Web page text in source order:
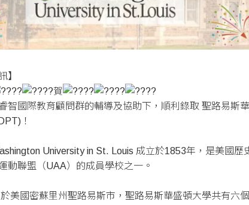
】
賀
智國際教育顧問群的輔導及協助下，順利錄取 聖路易斯
！
University in St. Louis 成立於1853年，是美國
動聯盟（UAA）的成員學校之一。
美國密蘇里州聖路易斯市，聖路易斯華盛頓大學共有六